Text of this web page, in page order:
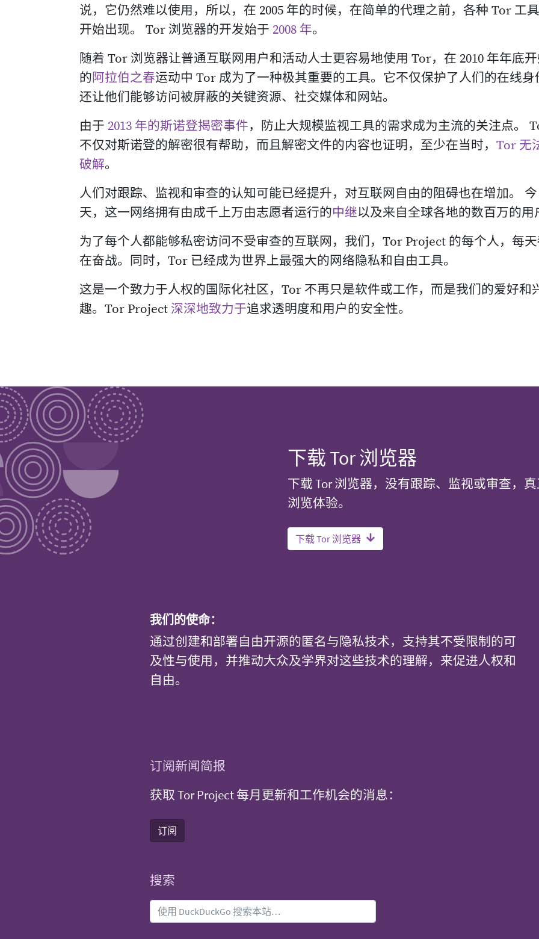
说，它仍然难以使用，所以，在 2005 年的时候，在简单的代理之前，各种 Tor 工
开始出现。 Tor 浏览器的开发始于 2008 年。
随着 Tor 浏览器让普通互联网用户和活动人士更容易地使用 Tor，在 2010 年年底
的阿拉伯之春运动中 Tor 成为了一种极其重要的工具。它不仅保护了人们的在线身
还让他们能够访问被屏蔽的关键资源、社交媒体和网站。
由于 2013 年的斯诺登揭密事件，防止大规模监视工具的需求成为主流的关注点。
不仅对斯诺登的解密很有帮助，而且解密文件的内容也证明，至少在当时， Tor 无
破解。
人们对跟踪、监视和审查的认知可能已经提升，对互联网自由的阻碍也在增加。 今
天，这一网络拥有由成千上万由志愿者运行的中继以及来自全球各地的数百万的用
为了每个人都能够私密访问不受审查的互联网，我们，Tor Project 的每个人，每
在奋战。同时，Tor 已经成为世界上最强大的网络隐私和自由工具。
这是一个致力于人权的国际化社区，Tor 不再只是软件或工作，而是我们的爱好和
趣。Tor Project 深深地致力于追求透明度和用户的安全性。
下载 Tor 浏览器
下载 Tor 浏览器，没有跟踪、监视或审查，
浏览体验。
下载 Tor 浏览器
我们的使命：
通过创建和部署自由开源的匿名与隐私技术，支持其不受限制的可
及性与使用，并推动大众及学界对这些技术的理解，来促进人权和
自由。
订阅新闻简报
获取 Tor Project 每月更新和工作机会的消息：
订阅
搜索